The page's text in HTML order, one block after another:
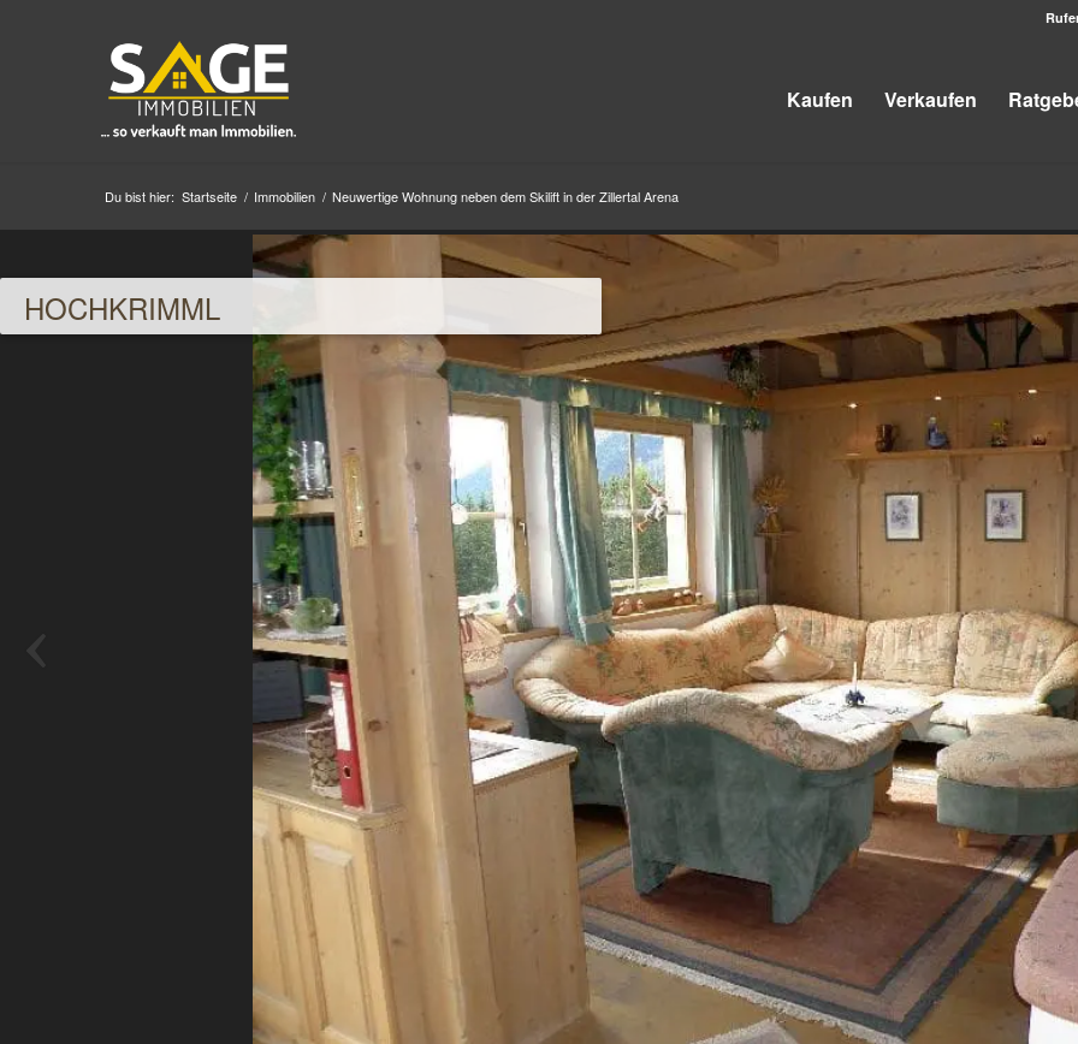
Kaufen Verkaufen
Du bist hier: Startseite / Immobilien / Neuwertige Wohnung neben dem Skilift in der Zillertal Arena
HOCHKRIMML